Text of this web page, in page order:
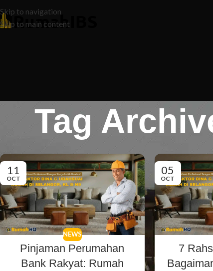
Skip to navigation
Skip to main content
Tag
11
OCT
NEWS
Pinjaman Perumahan
Bank Rakyat: Rumah
05
OCT
7